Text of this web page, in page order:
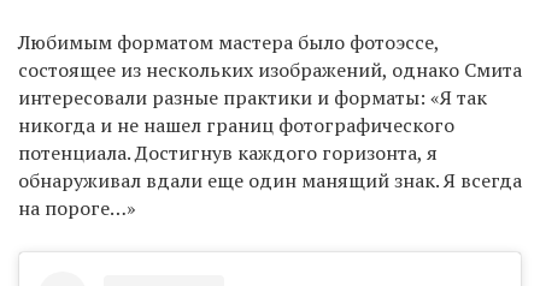
Любимым форматом мастера было фотоэссе,
состоящее из нескольких изображений, однако Смита
интересовали разные практики и форматы: «Я так
никогда и не нашел границ фотографического
потенциала. Достигнув каждого горизонта, я
обнаруживал вдали еще один манящий знак. Я всегда
на пороге…»